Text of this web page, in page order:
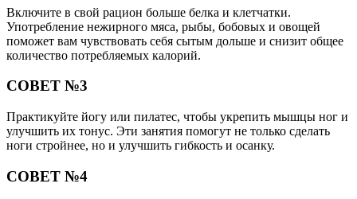
Включите в свой рацион больше белка и клетчатки.
Употребление нежирного мяса, рыбы, бобовых и овощей
поможет вам чувствовать себя сытым дольше и снизит общее
количество потребляемых калорий.
СОВЕТ №3
Практикуйте йогу или пилатес, чтобы укрепить мышцы ног и
улучшить их тонус. Эти занятия помогут не только сделать
ноги стройнее, но и улучшить гибкость и осанку.
СОВЕТ №4